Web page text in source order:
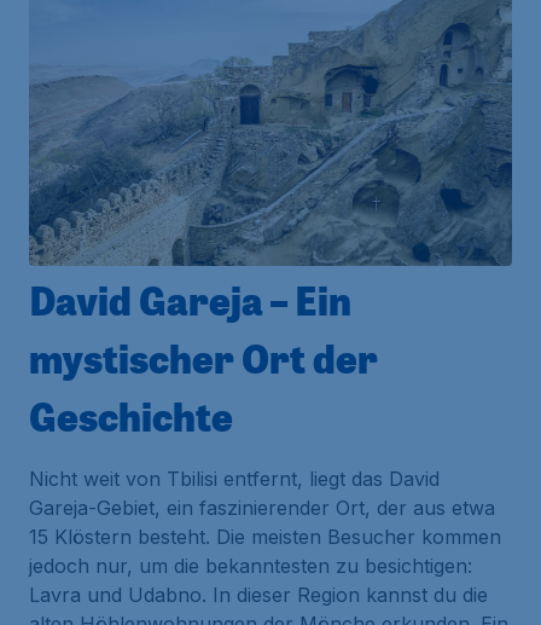
David Gareja – Ein
mystischer Ort der
Geschichte
Nicht weit von Tbilisi entfernt, liegt das David
Gareja-Gebiet, ein faszinierender Ort, der aus etwa
15 Klöstern besteht. Die meisten Besucher kommen
jedoch nur, um die bekanntesten zu besichtigen:
Lavra und Udabno. In dieser Region kannst du die